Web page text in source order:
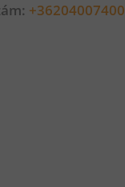
+36204007400